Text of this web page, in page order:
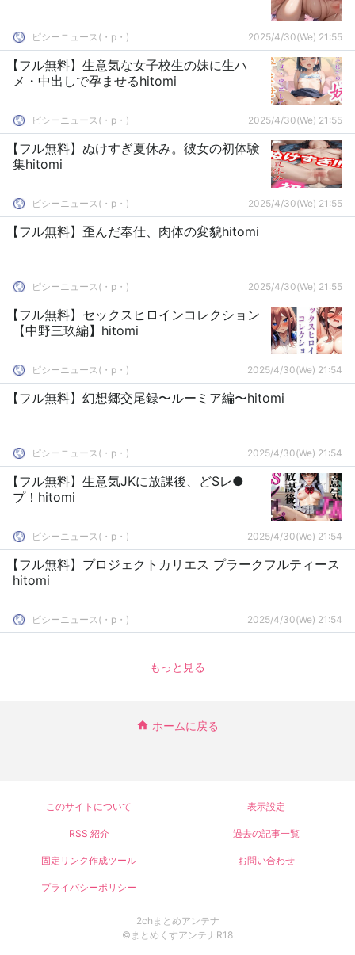
ピシーニュース(・p・)ゞ 2025/4/30(We) 21:55
【フル無料】生意気な女子校生の妹に生ハ
メ・中出しで孕ませるhitomi
ピシーニュース(・p・)ゞ 2025/4/30(We) 21:55
【フル無料】ぬけすぎ夏休み。彼女の初体験
集hitomi
ピシーニュース(・p・)ゞ 2025/4/30(We) 21:55
【フル無料】歪んだ奉仕、肉体の変貌hitomi
ピシーニュース(・p・)ゞ 2025/4/30(We) 21:55
【フル無料】セックスヒロインコレクション
【中野三玖編】hitomi
ピシーニュース(・p・)ゞ 2025/4/30(We) 21:54
【フル無料】幻想郷交尾録〜ルーミア編〜hitomi
ピシーニュース(・p・)ゞ 2025/4/30(We) 21:54
【フル無料】生意気JKに放課後、どSレ●
プ！hitomi
ピシーニュース(・p・)ゞ 2025/4/30(We) 21:54
【フル無料】プロジェクトカリエス プラークフルティース
hitomi
ピシーニュース(・p・)ゞ 2025/4/30(We) 21:54
もっと見る
ホームに戻る
このサイトについて 表示設定
RSS 紹介 過去の記事一覧
固定リンク作成ツール お問い合わせ
プライバシーポリシー
2chまとめアンテナ
©まとめくすアンテナR18